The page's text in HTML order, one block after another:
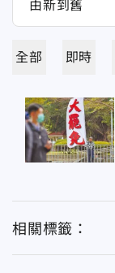
全部 即時
相關標籤：